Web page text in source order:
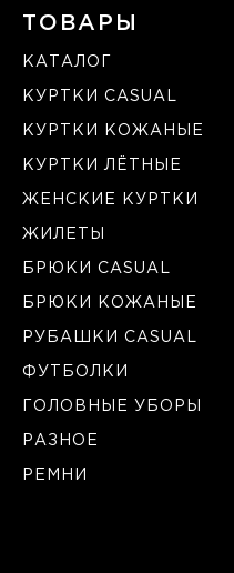
ТОВАРЫ
КАТАЛОГ
КУРТКИ CASUAL
КУРТКИ КОЖАНЫЕ
КУРТКИ ЛЁТНЫЕ
ЖЕНСКИЕ КУРТКИ
ЖИЛЕТЫ
БРЮКИ CASUAL
БРЮКИ КОЖАНЫЕ
РУБАШКИ CASUAL
ФУТБОЛКИ
ГОЛОВНЫЕ УБОРЫ
РАЗНОЕ
РЕМНИ